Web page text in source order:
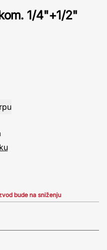
1/4"+1/2"
bude na sniženju